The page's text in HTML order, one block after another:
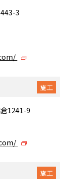
3
施工
1241-9
施工